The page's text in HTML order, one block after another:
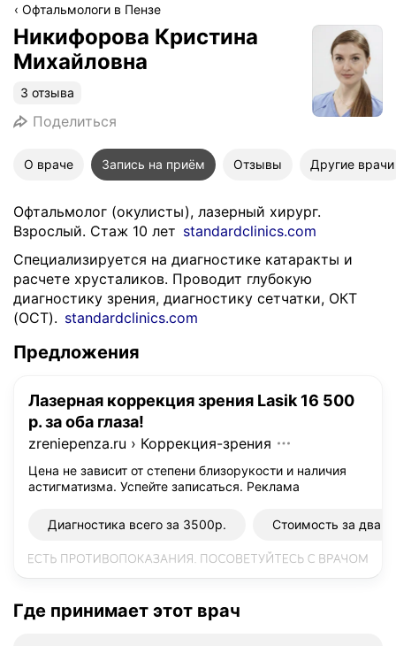
Офтальмологи в Пензе
Никифорова Кристина
Михайловна
3 отзыва
Поделиться
О враче Запись на приём Отзывы Другие врачи
Офтальмолог (окулисты), лазерный хирург.
Взрослый. Стаж 10 лет standardclinics.com
Специализируется на диагностике катаракты и
расчете хрусталиков. Проводит глубокую
диагностику зрения, диагностику сетчатки, ОКТ
(OCT). standardclinics.com
Предложения
Лазерная коррекция зрения Lasik 16 500
р. за оба глаза!
zreniepenza.ru › Коррекция-зрения
Цена не зависит от степени близорукости и наличия
астигматизма. Успейте записаться. Реклама
Диагностика всего за 3500р. Стоимость за два
Где принимает этот врач